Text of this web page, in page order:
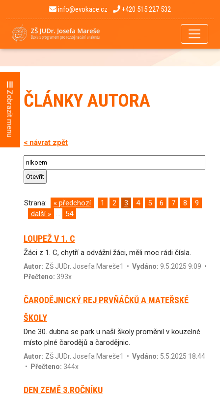
info@evokace.cz +420 515 227 532
ČLÁNKY AUTORA
< návrat zpět
Strana: « předchozí 1 2 3 4 5 6 7 8
9
další » ... 54
LOUPEŽ V 1. C
Žáci z 1. C, chytří a odvážní žáci, měli moc rádi čísla.
Autor: ZŠ JUDr. Josefa Mareše1 • Vydáno: 9.5.2025 9:09 •
Přečteno: 393x
ČARODĚJNICKÝ REJ PRVŇÁČKŮ A MATEŘSKÉ
ŠKOLY
Dne 30. dubna se park u naší školy proměnil v kouzelné
místo plné čarodějů a čarodějnic.
Autor: ZŠ JUDr. Josefa Mareše1 • Vydáno: 5.5.2025 18:44
•
Přečteno: 344x
DEN ZEMĚ 3.ROČNÍKU
Zobrazit menu